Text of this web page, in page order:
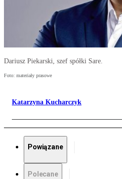
Dariusz Piekarski, szef spółki Sare.
Foto: materiały prasowe
Katarzyna Kucharczyk
Powiązane
Polecane